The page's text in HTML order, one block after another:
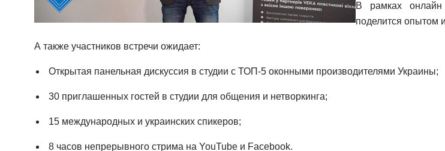
В рамках онлайн
поделится опытом
А также участников встречи ожидает:
Открытая панельная дискуссия в студии с ТОП-5 оконными производителями Украины;
30 приглашенных гостей в студии для общения и нетворкинга;
15 международных и украинских спикеров;
8 часов непрерывного стрима на YouTube и Facebook.